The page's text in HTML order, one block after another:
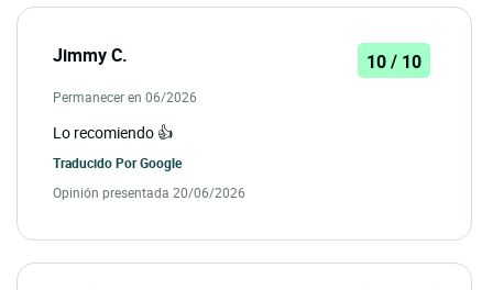
Jimmy C. 10 / 10
Permanecer en 06/2026
Lo recomiendo 👍
Traducido PorGoogle
Opinión presentada 20/06/2026